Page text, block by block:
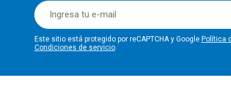
Este sitio está protegido por reCAPTCHA y Google Política
Condiciones de servicio.